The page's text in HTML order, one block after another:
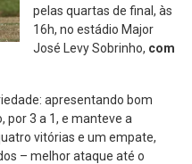
pelas quartas de final, às
16h, no estádio Major
José Levy Sobrinho, com
apresentando bom
por 3 a 1, e manteve a
vitórias e um empate,
– melhor ataque até o